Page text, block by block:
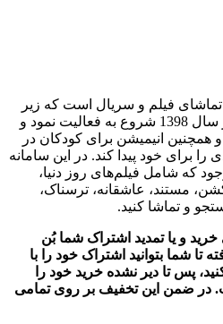
تماشای فیلم و سریال است که زیر
مجموعه شرکت ” آسیاتک ” از سال 1398 شروع به فعالیت نمود و
همچنین انیمیشن برای کودکان در
برای خود پیدا کند. در این سامانه
که شامل فیلم‌های روز دنیا،
مستند، عاشقانه، ترسناک،
و تماشا کنید.
و یا تمدید اشتراک شما بُن
تا شما بتوانید اشتراک خود را با
پس تا دیر نشده خرید خود را
در ضمن این تخفیف بر روی تمامی